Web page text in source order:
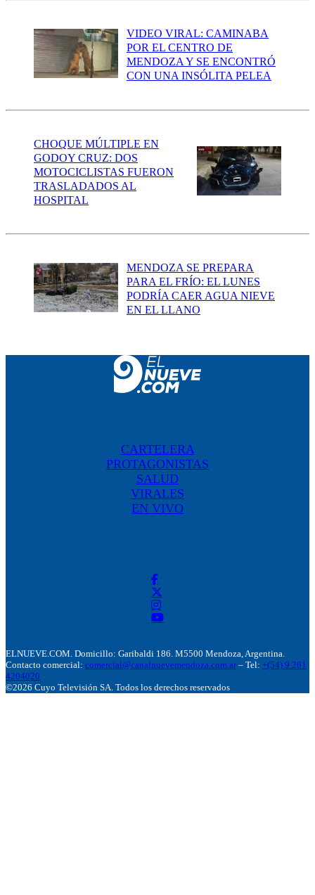
VIDEO VIRAL: CAMINABA
POR EL CENTRO DE
MENDOZA Y SE ENCONTRÓ
CON UNA INSÓLITA PELEA
CHOQUE MÚLTIPLE EN
GODOY CRUZ: DOS
MOTOCICLISTAS FUERON
TRASLADADOS AL
HOSPITAL
MENDOZA SE PREPARA
PARA EL FRÍO: EL LUNES
PODRÍA CAER AGUA NIEVE
EN EL LLANO
CARTELERA
PROTAGONISTAS
SALUD
VIRALES
EN VIVO
ELNUEVE.COM. Domicillo: Garibaldi 186. M5500 Mendoza, Argentina.
Contacto comercial: comercial@canalnuevemendoza.com.ar – Tel: +(54) 9 261
4204020
©2026 Cuyo Televisión SA. Todos los derechos reservados